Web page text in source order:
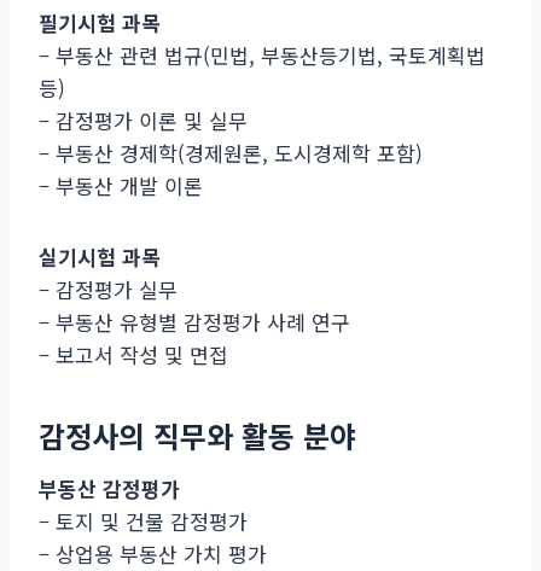
필기시험 과목
– 부동산 관련 법규(민법, 부동산등기법, 국토계획법
등)
– 감정평가 이론 및 실무
– 부동산 경제학(경제원론, 도시경제학 포함)
– 부동산 개발 이론
실기시험 과목
– 감정평가 실무
– 부동산 유형별 감정평가 사례 연구
– 보고서 작성 및 면접
감정사의 직무와 활동 분야
부동산 감정평가
– 토지 및 건물 감정평가
– 상업용 부동산 가치 평가